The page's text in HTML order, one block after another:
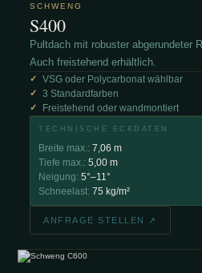
SCHWENG
S400
Pultdach mit robuster abgerundeter
Auch freistehend erhältlich.
VSG oder Polycarbonat wählbar
3 Standardfarben
Freistehend oder wandmontiert
TECHNISCHE ECKDATEN
Breite max.:7,06 m
Tiefe max.:5,00 m
Neigung:5°–11°
Schneelast:75 kg/m²
ANFRAGE STELLEN ↗